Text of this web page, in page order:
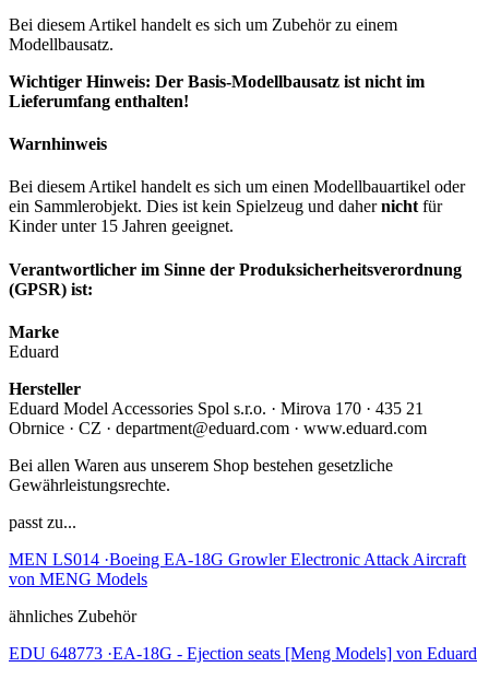
Bei diesem Artikel handelt es sich um Zubehör zu einem
Modellbausatz.
Wichtiger Hinweis: Der Basis-Modellbausatz ist nicht im
Lieferumfang enthalten!
Warnhinweis
Bei diesem Artikel handelt es sich um einen Modellbauartikel oder
ein Sammlerobjekt. Dies ist kein Spielzeug und dahernicht für
Kinder unter 15 Jahren geeignet.
Verantwortlicher im Sinne der Produksicherheitsverordnung
(GPSR) ist:
Marke
Eduard
Hersteller
Eduard Model Accessories Spol s.r.o. · Mirova 170 · 435 21
Obrnice · CZ · department@eduard.com · www.eduard.com
Bei allen Waren aus unserem Shop bestehen gesetzliche
Gewährleistungsrechte.
passt zu...
MEN LS014 ·Boeing EA-18G Growler Electronic Attack Aircraft
von MENG Models
ähnliches Zubehör
EDU 648773 ·EA-18G - Ejection seats [Meng Models] von Eduard